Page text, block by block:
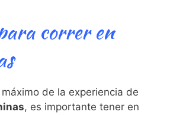
correr en
de la experiencia de
, es importante tener en